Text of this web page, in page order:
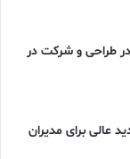
در طراحی و شرکت در
عالی برای مدیران